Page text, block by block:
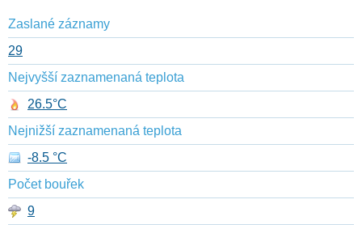
Zaslané záznamy
29
Nejvyšší zaznamenaná teplota
26.5°C
Nejnižší zaznamenaná teplota
-8.5 °C
Počet bouřek
9